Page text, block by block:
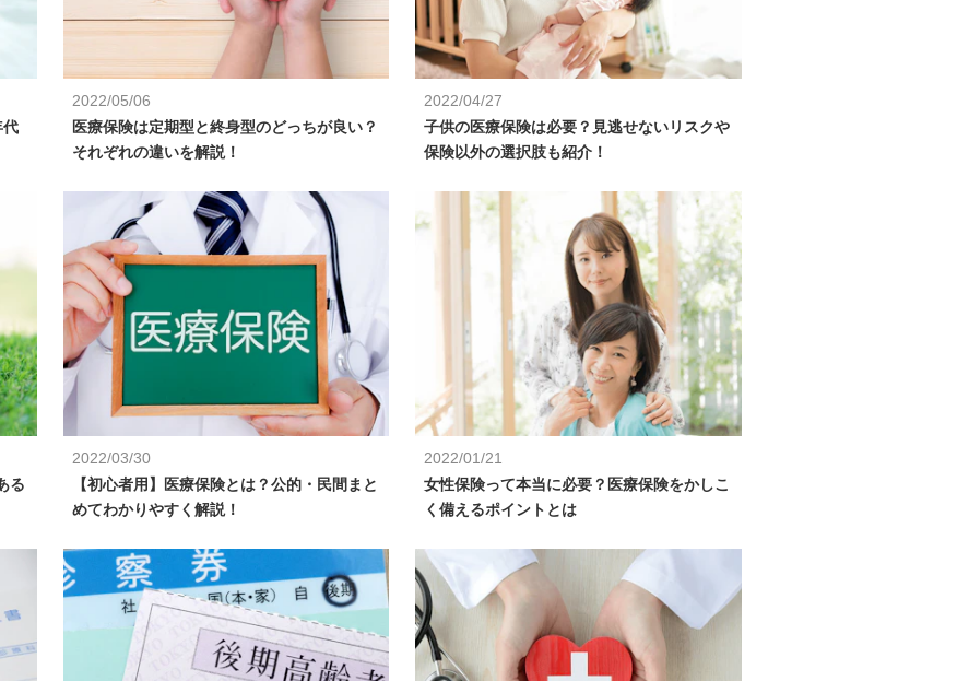
代
2022/05/06
医療保険は定期型と終身型のどっちが良い？
それぞれの違いを解説！
2022/04/27
子供の医療保険は必要？見逃せないリスクや
保険以外の選択肢も紹介！
る
2022/03/30
【初心者用】医療保険とは？公的・民間まと
めてわかりやすく解説！
2022/01/21
女性保険って本当に必要？医療保険をかしこ
く備えるポイントとは